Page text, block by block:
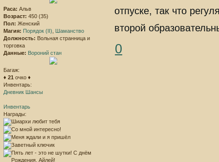
Раса: Альв
Возраст: 450 (35)
Пол: Женский
Магия: Порядок (II)
Шаманство
Должность: Вольная странница и
торговка
Данные: Вороний стан
Багаж:
♦ 21 очко ♦
Инвентарь:
Дневник Шансы
Инвентарь
Награды:
отпуске, так что
второй
0